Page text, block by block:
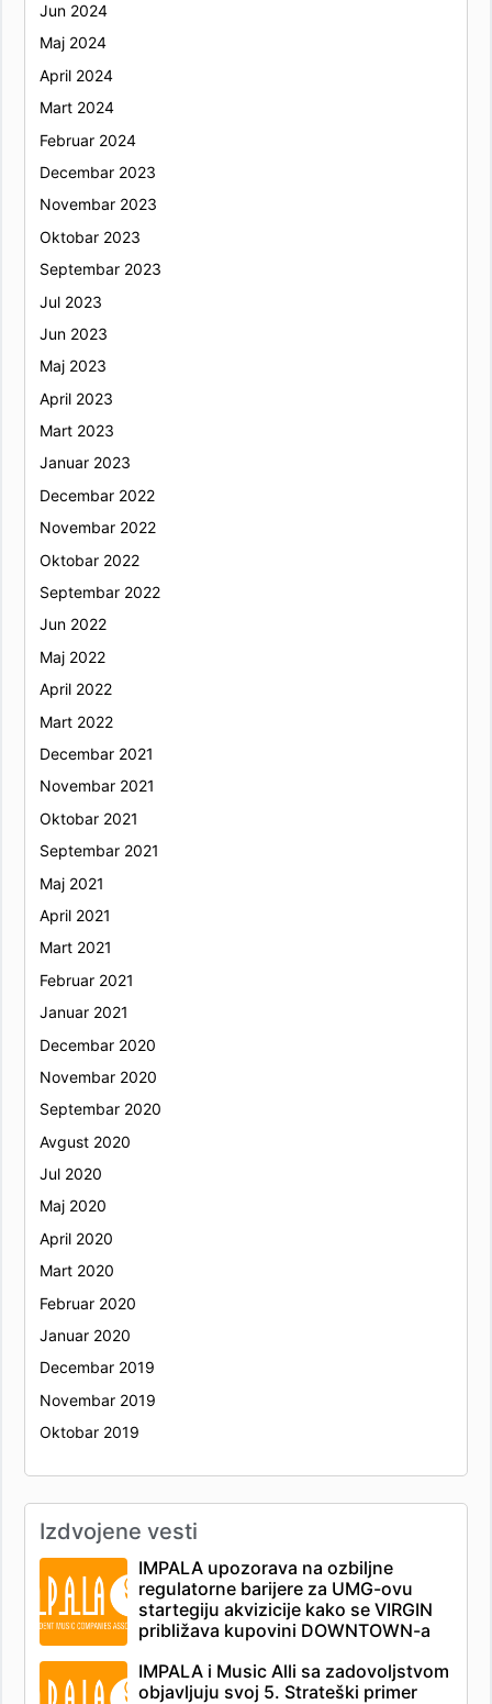
Jun 2024
Maj 2024
April 2024
Mart 2024
Februar 2024
Decembar 2023
Novembar 2023
Oktobar 2023
Septembar 2023
Jul 2023
Jun 2023
Maj 2023
April 2023
Mart 2023
Januar 2023
Decembar 2022
Novembar 2022
Oktobar 2022
Septembar 2022
Jun 2022
Maj 2022
April 2022
Mart 2022
Decembar 2021
Novembar 2021
Oktobar 2021
Septembar 2021
Maj 2021
April 2021
Mart 2021
Februar 2021
Januar 2021
Decembar 2020
Novembar 2020
Septembar 2020
Avgust 2020
Jul 2020
Maj 2020
April 2020
Mart 2020
Februar 2020
Januar 2020
Decembar 2019
Novembar 2019
Oktobar 2019
Izdvojene vesti
IMPALA upozorava na ozbiljne
regulatorne barijere za UMG-ovu
startegiju akvizicije kako se VIRGIN
približava kupovini DOWNTOWN-a
IMPALA i Music Alli sa zadovoljstvom
objavljuju svoj 5. Strateški primer